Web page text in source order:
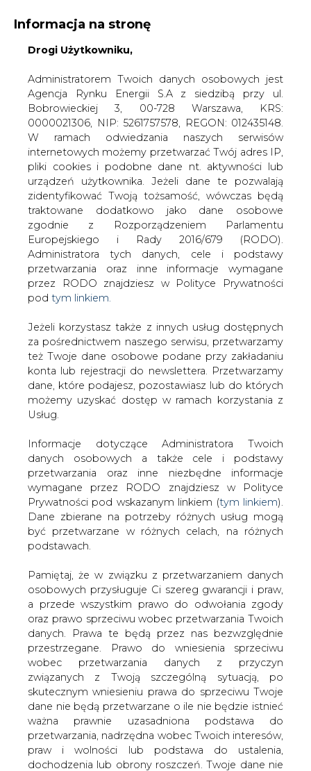
KONTAKT:
WYDAWCA PORTALU:
WYSOKI KONTRAST A A
ZALOGUJ SIĘ
WŁĄCZ CIRE.TV
Informacja na stronę
Drogi Użytkowniku,
Administratorem Twoich danych osobowych jest
Agencja Rynku Energii S.A z siedzibą przy ul.
Bobrowieckiej 3, 00-728 Warszawa, KRS:
0000021306, NIP: 5261757578, REGON: 012435148.
W ramach odwiedzania naszych serwisów
internetowych możemy przetwarzać Twój adres IP,
pliki cookies i podobne dane nt. aktywności lub
urządzeń użytkownika. Jeżeli dane te pozwalają
zidentyfikować Twoją tożsamość, wówczas będą
traktowane dodatkowo jako dane osobowe
zgodnie z Rozporządzeniem Parlamentu
Europejskiego i Rady 2016/679 (RODO).
Administratora tych danych, cele i podstawy
przetwarzania oraz inne informacje wymagane
przez RODO znajdziesz w Polityce Prywatności
pod tym linkiem.
Jeżeli korzystasz także z innych usług dostępnych
za pośrednictwem naszego serwisu, przetwarzamy
też Twoje dane osobowe podane przy zakładaniu
konta lub rejestracji do newslettera. Przetwarzamy
dane, które podajesz, pozostawiasz lub do których
możemy uzyskać dostęp w ramach korzystania z
Usług.
Informacje dotyczące Administratora Twoich
danych osobowych a także cele i podstawy
przetwarzania oraz inne niezbędne informacje
wymagane przez RODO znajdziesz w Polityce
Prywatności pod wskazanym linkiem (tym linkiem).
Dane zbierane na potrzeby różnych usług mogą
być przetwarzane w różnych celach, na różnych
podstawach.
Pamiętaj, że w związku z przetwarzaniem danych
osobowych przysługuje Ci szereg gwarancji i praw,
a przede wszystkim prawo do odwołania zgody
oraz prawo sprzeciwu wobec przetwarzania Twoich
danych. Prawa te będą przez nas bezwzględnie
przestrzegane. Prawo do wniesienia sprzeciwu
wobec przetwarzania danych z przyczyn
związanych z Twoją szczególną sytuacją, po
skutecznym wniesieniu prawa do sprzeciwu Twoje
dane nie będą przetwarzane o ile nie będzie istnieć
ważna prawnie uzasadniona podstawa do
przetwarzania, nadrzędna wobec Twoich interesów,
praw i wolności lub podstawa do ustalenia,
dochodzenia lub obrony roszczeń. Twoje dane nie
Strona główna
SERWIS INFORMACYJNY CIRE
/ Sposób na darmowy kredyt
2000-10-04 00:00
skomentuj
udostępnij:
Sposób na darmowy kredyt
W ubiegłym sezonie grzewczym
lokatorzy opolskiej spółdzielni
mieszkaniowej Przyszłość zapłacili
spółdzielni za ciepło średnio jedną
trzecią więcej, niż wyniosło jej
rzeczywiste zużycie. Władze spółdzielni
nie kryją, że dochody z oprocentowania
nadwyżek służą do finansowania
inwestycji.